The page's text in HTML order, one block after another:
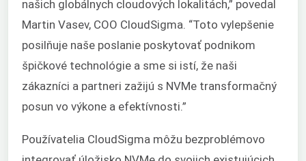
našich globálnych cloudových lokalitách,” povedal
Martin Vasev, COO CloudSigma. “Toto vylepšenie
posilňuje naše poslanie poskytovať podnikom
špičkové technológie a sme si istí, že naši
zákazníci a partneri zažijú s NVMe transformačný
posun vo výkone a efektívnosti.”
Používatelia CloudSigma môžu bezproblémovo